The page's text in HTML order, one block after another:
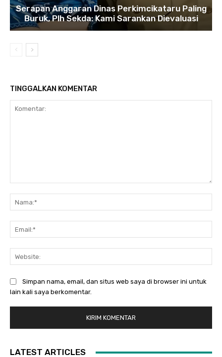
Serapan Anggaran Dinas Perkimcikataru Paling
Buruk, Plh Sekda: Kami Sarankan Dievaluasi
TINGGALKAN KOMENTAR
Simpan nama, email, dan situs web saya di browser ini untuk
lain kali saya berkomentar.
LATEST ARTICLES